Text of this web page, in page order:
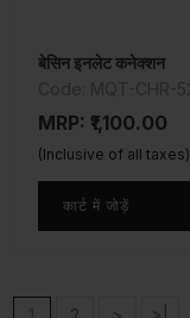
बेसिन इनलेट कनेक्शन
MRP: ₹1,100.00
(Inclusive of all taxes)
कार्ट में जोड़ें